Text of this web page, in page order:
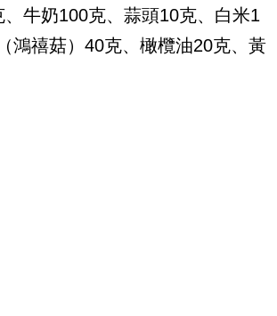
、牛奶100克、蒜頭10克、白米1
鴻禧菇） 40克、橄欖油20克、黃